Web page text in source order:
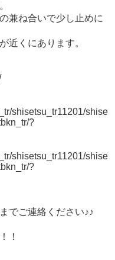
兼ね合いで少し止めに
近くにあります。
shisetsu_tr11201/shise
?
shisetsu_tr11201/shise
?
でご連絡ください♪♪
！